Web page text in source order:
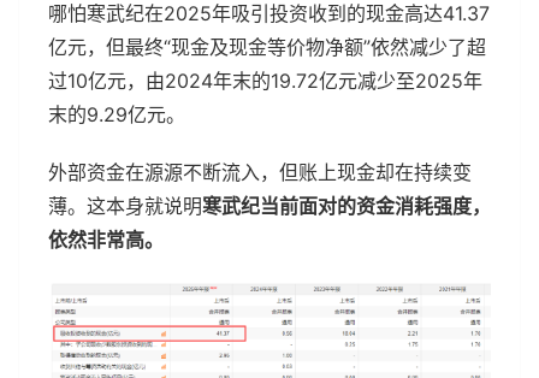
哪怕寒武纪在2025年吸引投资收到的现金高达41.37
亿元，但最终“现金及现金等价物净额”依然减少了超
过10亿元，由2024年末的19.72亿元减少至2025年
末的9.29亿元。
外部资金在源源不断流入，但账上现金却在持续变
薄。这本身就说明寒武纪当前面对的资金消耗强度，
依然非常高。